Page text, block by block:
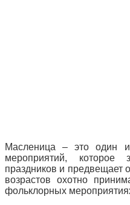
Масленица – это один
мероприятий, которое
праздников и предвещает
возрастов охотно
фольклорных